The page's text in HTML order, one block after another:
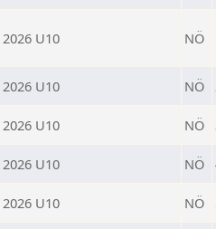
U10 NÖ
U10 NÖ
U10 NÖ
U10 NÖ
U10 NÖ